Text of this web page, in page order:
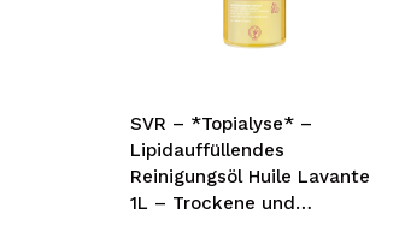
bisherigen Vorgänge einsehen.
BENUTZERKONTO
SVR – *Topialyse* –
Lipidauffüllendes
Reinigungsöl Huile Lavante
1L – Trockene und